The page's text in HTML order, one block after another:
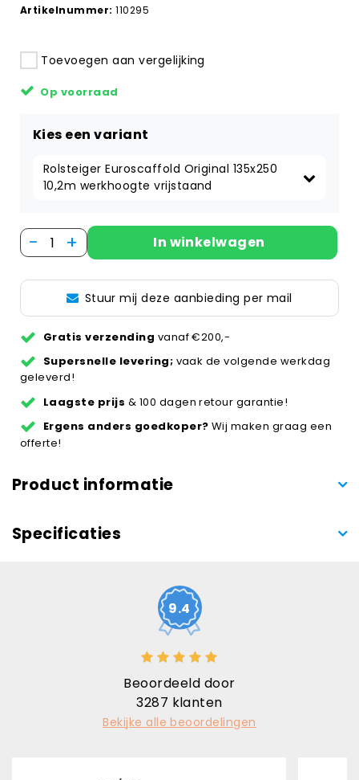
Artikelnummer: 110295
Toevoegen aan vergelijking
Op voorraad
Kies een variant
Rolsteiger Euroscaffold Original 135x250
10,2m werkhoogte vrijstaand
- + In winkelwagen
Stuur mij deze aanbieding per mail
Gratis verzending vanaf €200,-
Supersnelle levering; vaak de volgende werkdag
geleverd!
Laagste prijs & 100 dagen retour garantie!
Ergens anders goedkoper? Wij maken graag een
offerte!
Product informatie
Specificaties
9.4
Beoordeeld door
3287 klanten
Bekijke alle beoordelingen